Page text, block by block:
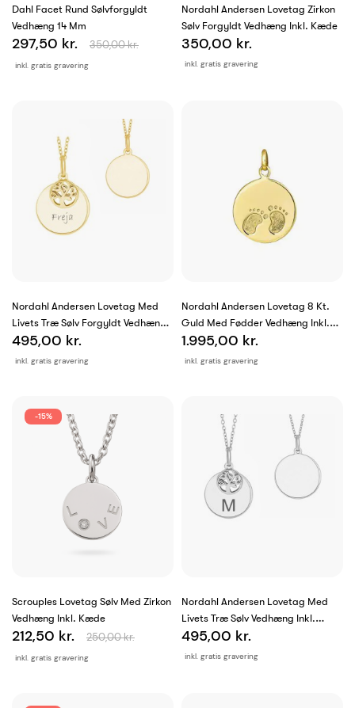
Dahl Facet Rund Sølvforgyldt
Vedhæng 14 Mm
inkl. gratis gravering
297,50 kr. 350,00 kr.
Nordahl Andersen Lovetag Zirkon
Sølv Forgyldt Vedhæng Inkl. Kæde
inkl. gratis gravering
350,00 kr.
Nordahl Andersen Lovetag Med
Livets Træ Sølv Forgyldt Vedhæng
Inkl....
inkl. gratis gravering
495,00 kr.
Nordahl Andersen Lovetag 8 Kt.
Guld Med Fødder Vedhæng Inkl.
Kæde
inkl. gratis gravering
1.995,00 kr.
Scrouples Lovetag Sølv Med Zirkon
Vedhæng Inkl. Kæde
inkl. gratis gravering
212,50 kr. 250,00 kr.
-15%
Nordahl Andersen Lovetag Med
Livets Træ Sølv Vedhæng Inkl.
Kæde
inkl. gratis gravering
495,00 kr.